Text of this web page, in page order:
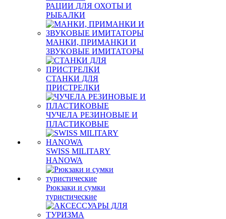
РАЦИИ ДЛЯ ОХОТЫ И
РЫБАЛКИ
МАНКИ, ПРИМАНКИ И
ЗВУКОВЫЕ ИМИТАТОРЫ
СТАНКИ ДЛЯ
ПРИСТРЕЛКИ
ЧУЧЕЛА РЕЗИНОВЫЕ И
ПЛАСТИКОВЫЕ
SWISS MILITARY
HANOWA
Рюкзаки и сумки
туристические